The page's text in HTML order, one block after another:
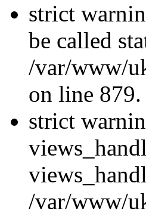
strict
be called
/var/www/
on line 879.
strict
/var/www/